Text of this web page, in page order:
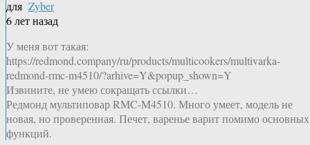
для Zyber
6 лет назад
У меня вот такая:
https://redmond.company/ru/products/multicookers/multivarka-
redmond-rmc-m4510/?arhive=Y&popup_shown=Y
Извините, не умею сокращать ссылки…
Редмонд мультиповар RMC-M4510. Много умеет, модель не
новая, но проверенная. Печет, варенье варит помимо основных
функций.